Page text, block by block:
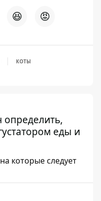
😆 😡
КОТЫ
определить,
еды и
которые следует